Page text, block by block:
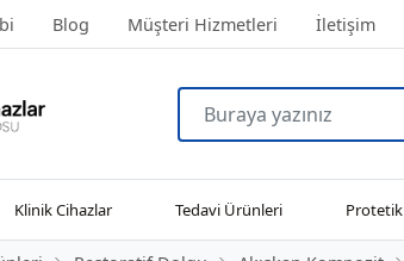
Blog Müşteri Hizmetleri İletişim
Klinik Cihazlar Tedavi Ürünleri Protetik